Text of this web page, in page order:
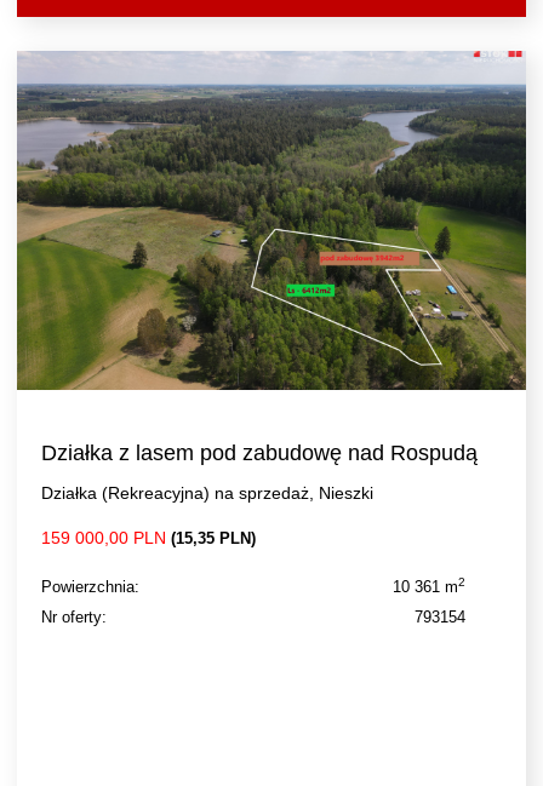
Działka z lasem pod zabudowę nad Rospudą
Działka (Rekreacyjna) na sprzedaż, Nieszki
159 000,00 PLN (15,35 PLN)
Powierzchnia: 10 361 m2
Nr oferty: 793154